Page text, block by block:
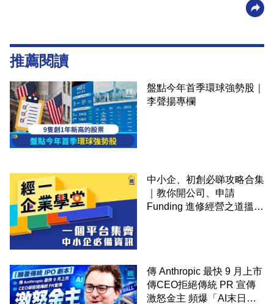
推薦閱讀
盤點今年首季環球強勢股｜
李聲揚專欄
中小企、初創必睇攻略合集
｜教你開公司、申請
Funding 進修經營之道搵大
傳 Anthropic 最快 9 月上市
傳CEO拒絕傳統 PR 宣傳
激怒金主 頻爆「AI末日